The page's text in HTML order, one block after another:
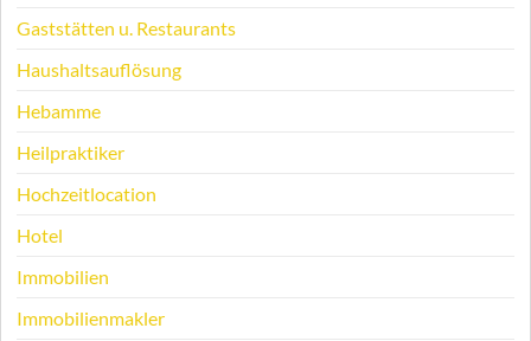
Gaststätten u. Restaurants
Haushaltsauflösung
Hebamme
Heilpraktiker
Hochzeitlocation
Hotel
Immobilien
Immobilienmakler